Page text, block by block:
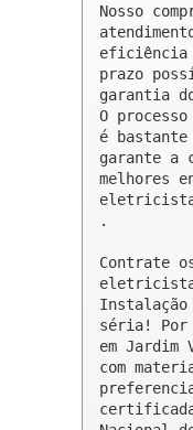
Nosso
eficiência
prazo
garantia
O
é
garante a
melhores
.
Contrate
eletricista
séria! Por
em
com